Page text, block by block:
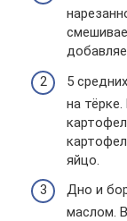
5
на
яйцо.
Дно и
маслом.